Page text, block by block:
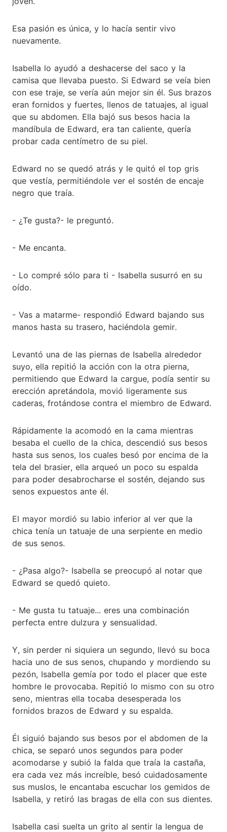
Esa pasión es única, y lo hacía sentir vivo
nuevamente.
Isabella lo ayudó a deshacerse del saco y la
camisa que llevaba puesto. Si Edward se veía bien
con ese traje, se vería aún mejor sin él. Sus brazos
eran fornidos y fuertes, llenos de tatuajes, al igual
que su abdomen. Ella bajó sus besos hacia la
mandíbula de Edward, era tan caliente, quería
probar cada centímetro de su piel.
Edward no se quedó atrás y le quitó el top gris
que vestía, permitiéndole ver el sostén de encaje
negro que traía.
- ¿Te gusta?- le preguntó.
- Me encanta.
- Lo compré sólo para ti - ­Isabella susurró en su
oído.
- Vas a matarme- respondió Edward bajando sus
manos hasta su trasero, haciéndola gemir.
Levantó una de las piernas de Isabella alrededor
suyo, ella repitió la acción con la otra pierna,
permitiendo que Edward la cargue, podía sentir su
erección apretándola, movió ligeramente sus
caderas, frotándose contra el miembro de Edward.
Rápidamente la acomodó en la cama mientras
besaba el cuello de la chica, descendió sus besos
hasta sus senos, los cuales besó por encima de la
tela del brasier, ella arqueó un poco su espalda
para poder desabrocharse el sostén, dejando sus
senos expuestos ante él.
El mayor mordió su labio inferior al ver que la
chica tenía un tatuaje de una serpiente en medio
de sus senos.
- ¿Pasa algo?- Isabella se preocupó al notar que
Edward se quedó quieto.
- Me gusta tu tatuaje... eres una combinación
perfecta entre dulzura y sensualidad.
Y, sin perder ni siquiera un segundo, llevó su boca
hacia uno de sus senos, chupando y mordiendo su
pezón, Isabella gemía por todo el placer que este
hombre le provocaba. Repitió lo mismo con su otro
seno, mientras ella tocaba desesperada los
fornidos brazos de Edward y su espalda.
Él siguió bajando sus besos por el abdomen de la
chica, se separó unos segundos para poder
acomodarse y subió la falda que traía la castaña,
era cada vez más increíble, besó cuidadosamente
sus muslos, le encantaba escuchar los gemidos de
Isabella, y retiró las bragas de ella con sus dientes.
Isabella casi suelta un grito al sentir la lengua de